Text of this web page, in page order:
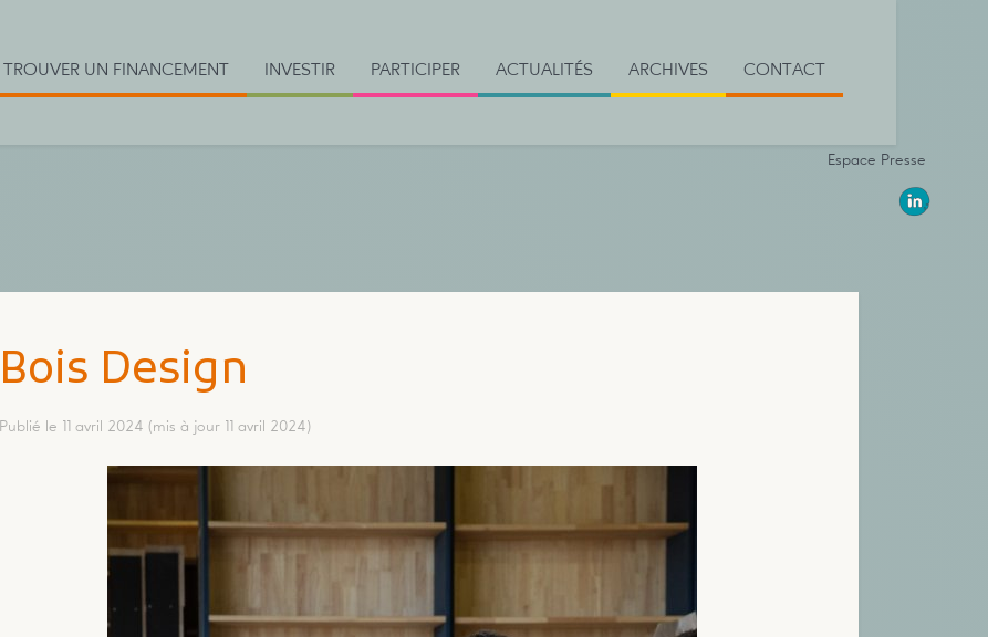
TROUVER UN FINANCEMENT INVESTIR PARTICIPER ACTUALITÉS ARCHIVES CONTACT
Espace Presse
Bois Design
Publié le 11 avril 2024 (mis à jour 11 avril 2024)